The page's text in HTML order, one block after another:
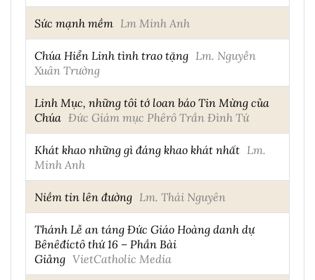
Sức mạnh mềm Lm Minh Anh
Chúa Hiển Linh tình trao tặng Lm. Nguyễn
Xuân Trường
Linh Mục, những tôi tớ loan báo Tin Mừng của
Chúa Đức Giám mục Phêrô Trần Đình Tứ
Khát khao những gì đáng khao khát nhất Lm.
Minh Anh
Niềm tin lên đường Lm. Thái Nguyên
Thánh Lễ an táng Đức Giáo Hoàng danh dự
Bênêđíctô thứ 16 – Phần Bài
Giảng VietCatholic Media